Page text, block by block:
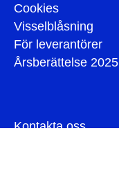
Cookies
Visselblåsning
För leverantörer
Årsberättelse 2025
Kontakta oss